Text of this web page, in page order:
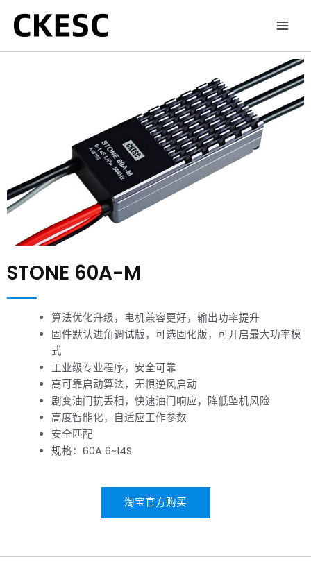
STONE 60A-M
算法优化升级，电机兼容更好，输出功率提升
固件默认进角调试版，可选固化版，可开启最大功率模
式
工业级专业程序，安全可靠
高可靠启动算法，无惧逆风启动
剧变油门抗丢相，快速油门响应，降低坠机风险
高度智能化，自适应工作参数
安全匹配
规格：60A 6~14S
淘宝官方购买